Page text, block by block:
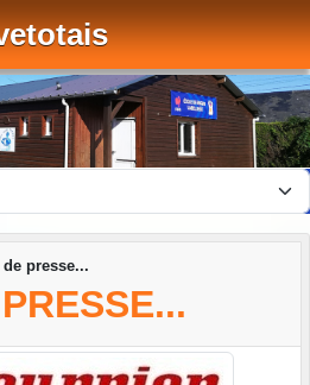
de presse...